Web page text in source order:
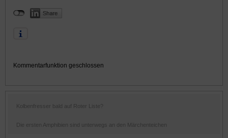
Kommentarfunktion geschlossen
Kolbenfresser bald auf Roter Liste?
Die ersten Amphibien sind unterwegs an den Märchenteichen